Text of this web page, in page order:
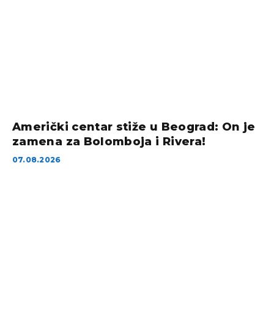
Američki centar stiže u Beograd: On je
zamena za Bolomboja i Rivera!
07.08.2026